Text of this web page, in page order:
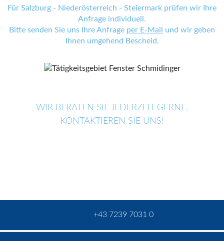
Für Salzburg - Niederösterreich - Steiermark prüfen wir Ihre
Anfrage individuell.
Bitte senden Sie uns Ihre Anfrage per E-Mail
und wir geben
Ihnen umgehend Bescheid.
WIR BERATEN SIE JEDERZEIT GERNE.
KONTAKTIEREN SIE UNS!
+43 7239 7031 0